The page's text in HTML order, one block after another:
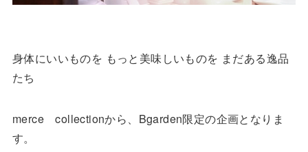
身体にいいものを もっと美味しいものを まだある逸品
たち
merce collectionから、Bgarden限定の企画となりま
す。